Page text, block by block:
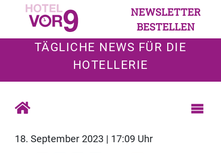
NEWSLETTER
BESTELLEN
TÄGLICHE NEWS FÜR DIE
HOTELLERIE
18. September 2023 | 17:09 Uhr